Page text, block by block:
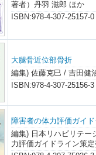
著者）丹羽 滋郎 ほか
ISBN:978-4-307-25157-0
大腿骨近位部骨折
編集) 佐藤克巳 / 吉田健
ISBN:978-4-307-25156-3
障害者の体力評価ガイ
編集) 日本リハビリテー
力評価ガイドライン策